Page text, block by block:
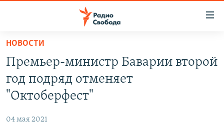
упрощенного
доступа
основному
Вернутся
ПОДКАСТЫ
АВТОРСКИЕ ПРОЕКТЫ
МНЕНИЯ
НОВОСТИ
Премьер-министр Баварии второй
год подряд отменяет
"Октоберфест"
04 мая 2021